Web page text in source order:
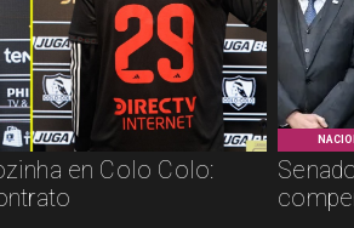
en Colo Colo: